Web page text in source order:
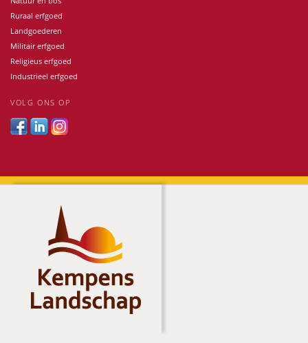
Ruraal erfgoed
Landgoederen
Militair erfgoed
Religieus erfgoed
Industrieel erfgoed
VOLG ONS OP